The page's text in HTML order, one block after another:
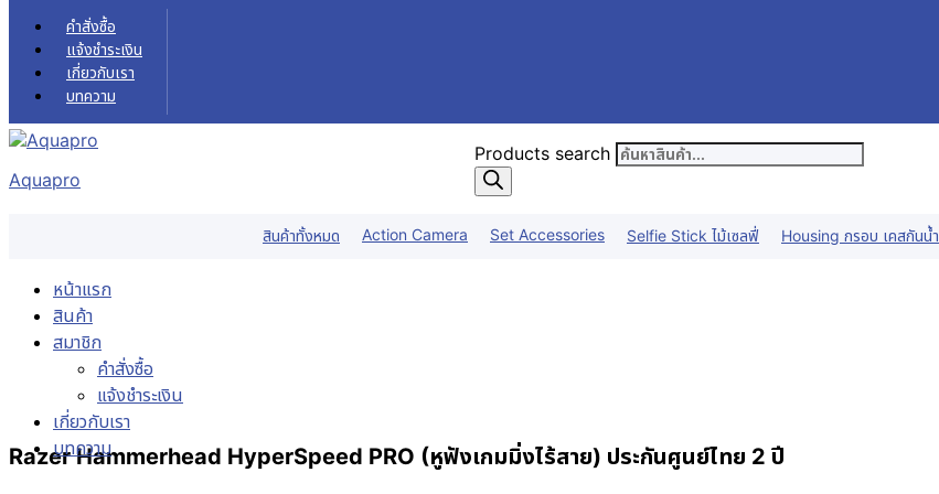
Skip to content
คำสั่งซื้อ
แจ้งชำระเงิน
เกี่ยวกับเรา
บทความ
Aquapro
Products search
สินค้าทั้งหมด Action Camera Set Accessories Selfie Stick ไม้เซลฟี่ Housing กรอบ เคสกันน้ำ
หน้าแรก
สินค้า
สมาชิก
คำสั่งซื้อ
แจ้งชำระเงิน
เกี่ยวกับเรา
บทความ
Razer Hammerhead HyperSpeed PRO (หูฟังเกมมิ่งไร้สาย) ประกันศูนย์ไทย 2 ปี